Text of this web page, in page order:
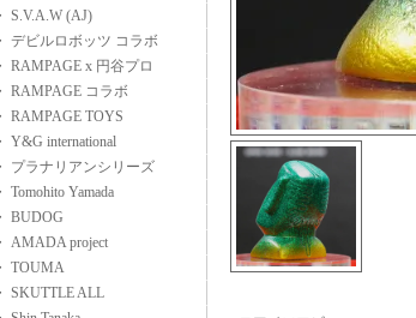
・ S.V.A.W (AJ)
・ デビルロボッツ コラボ
・ RAMPAGE x 円谷プロ
・ RAMPAGE コラボ
・ RAMPAGE TOYS
・ Y&G international
・ プラナリアンシリーズ
・ Tomohito Yamada
・ BUDOG
・ AMADA project
・ TOUMA
・ SKUTTLE ALL